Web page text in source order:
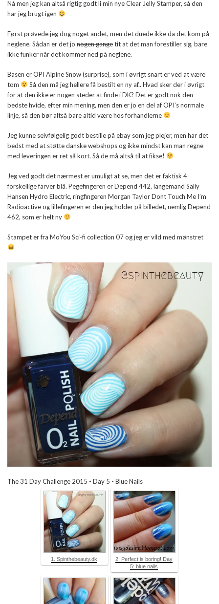
Nå men jeg kan altså rigtig godt li min nye Clear Jelly Stamper, så den
har jeg brugt igen
Først prøvede jeg dog noget andet, men det duede ikke da det kom på
neglene. Sådan er det jo nogen gangetit at det man forestiller sig, bare
ikke funker når det kommer ned på neglene.
Basen er OPI Alpine Snow (surprise), som i øvrigt snart er ved at være
tom
Så den må jeg hellere få bestilt en ny af.. Hvad sker der i øvrigt
for at den ikke er nogen steder at finde i DK? Det er godt nok den
bedste hvide, efter min mening, men den er jo en del af OPI’s normale
linje, så den bør altså bare altid være hos forhandlerne
Jeg kunne selvfølgelig godt bestille på ebay som jeg plejer, men har det
bedst med at støtte danske webshops og ikke mindst kan man regne
med leveringen er ret så kort. Så de må altså til at fikse!
Jeg ved godt det nærmest er umuligt at se, men det er faktisk 4
forskellige farver blå. Pegefingeren er Depend 442, langemand Sally
Hansen Hydro Electric, ringfingeren Morgan Taylor Dont Touch Me I’m
Radioactive og lillefingeren er den jeg holder på billedet, nemlig Depend
462, som er helt ny
Stampet er fra MoYou Sci-fi collection 07 og jeg er vild med mønstret
The 31 Day Challenge 2015 - Day 5 - Blue Nails
1. Spinthebeauty.dk
2. Perfect is boring! Day
5: blue nails